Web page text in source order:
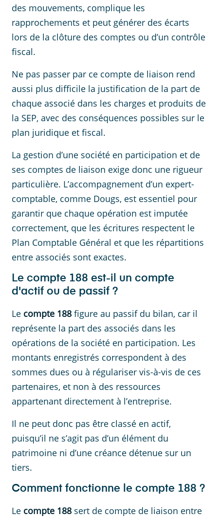
des mouvements, complique les
rapprochements et peut générer des écarts
lors de la clôture des comptes ou d’un contrôle
fiscal.
Ne pas passer par ce compte de liaison rend
aussi plus difficile la justification de la part de
chaque associé dans les charges et produits de
la SEP, avec des conséquences possibles sur le
plan juridique et fiscal.
La gestion d’une société en participation et de
ses comptes de liaison exige donc une rigueur
particulière. L’accompagnement d’un expert-
comptable, comme Dougs, est essentiel pour
garantir que chaque opération est imputée
correctement, que les écritures respectent le
Plan Comptable Général et que les répartitions
entre associés sont exactes.
Le compte 188 est-il un compte
d'actif ou de passif ?
Le compte 188 figure au passif du bilan, car il
représente la part des associés dans les
opérations de la société en participation. Les
montants enregistrés correspondent à des
sommes dues ou à régulariser vis-à-vis de ces
partenaires, et non à des ressources
appartenant directement à l’entreprise.
Il ne peut donc pas être classé en actif,
puisqu’il ne s’agit pas d’un élément du
patrimoine ni d’une créance détenue sur un
tiers.
Comment fonctionne le compte 188 ?
Le compte 188 sert de compte de liaison entre